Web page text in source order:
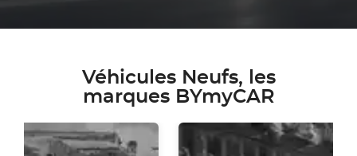
Véhicules Neufs, les
marques BYmyCAR